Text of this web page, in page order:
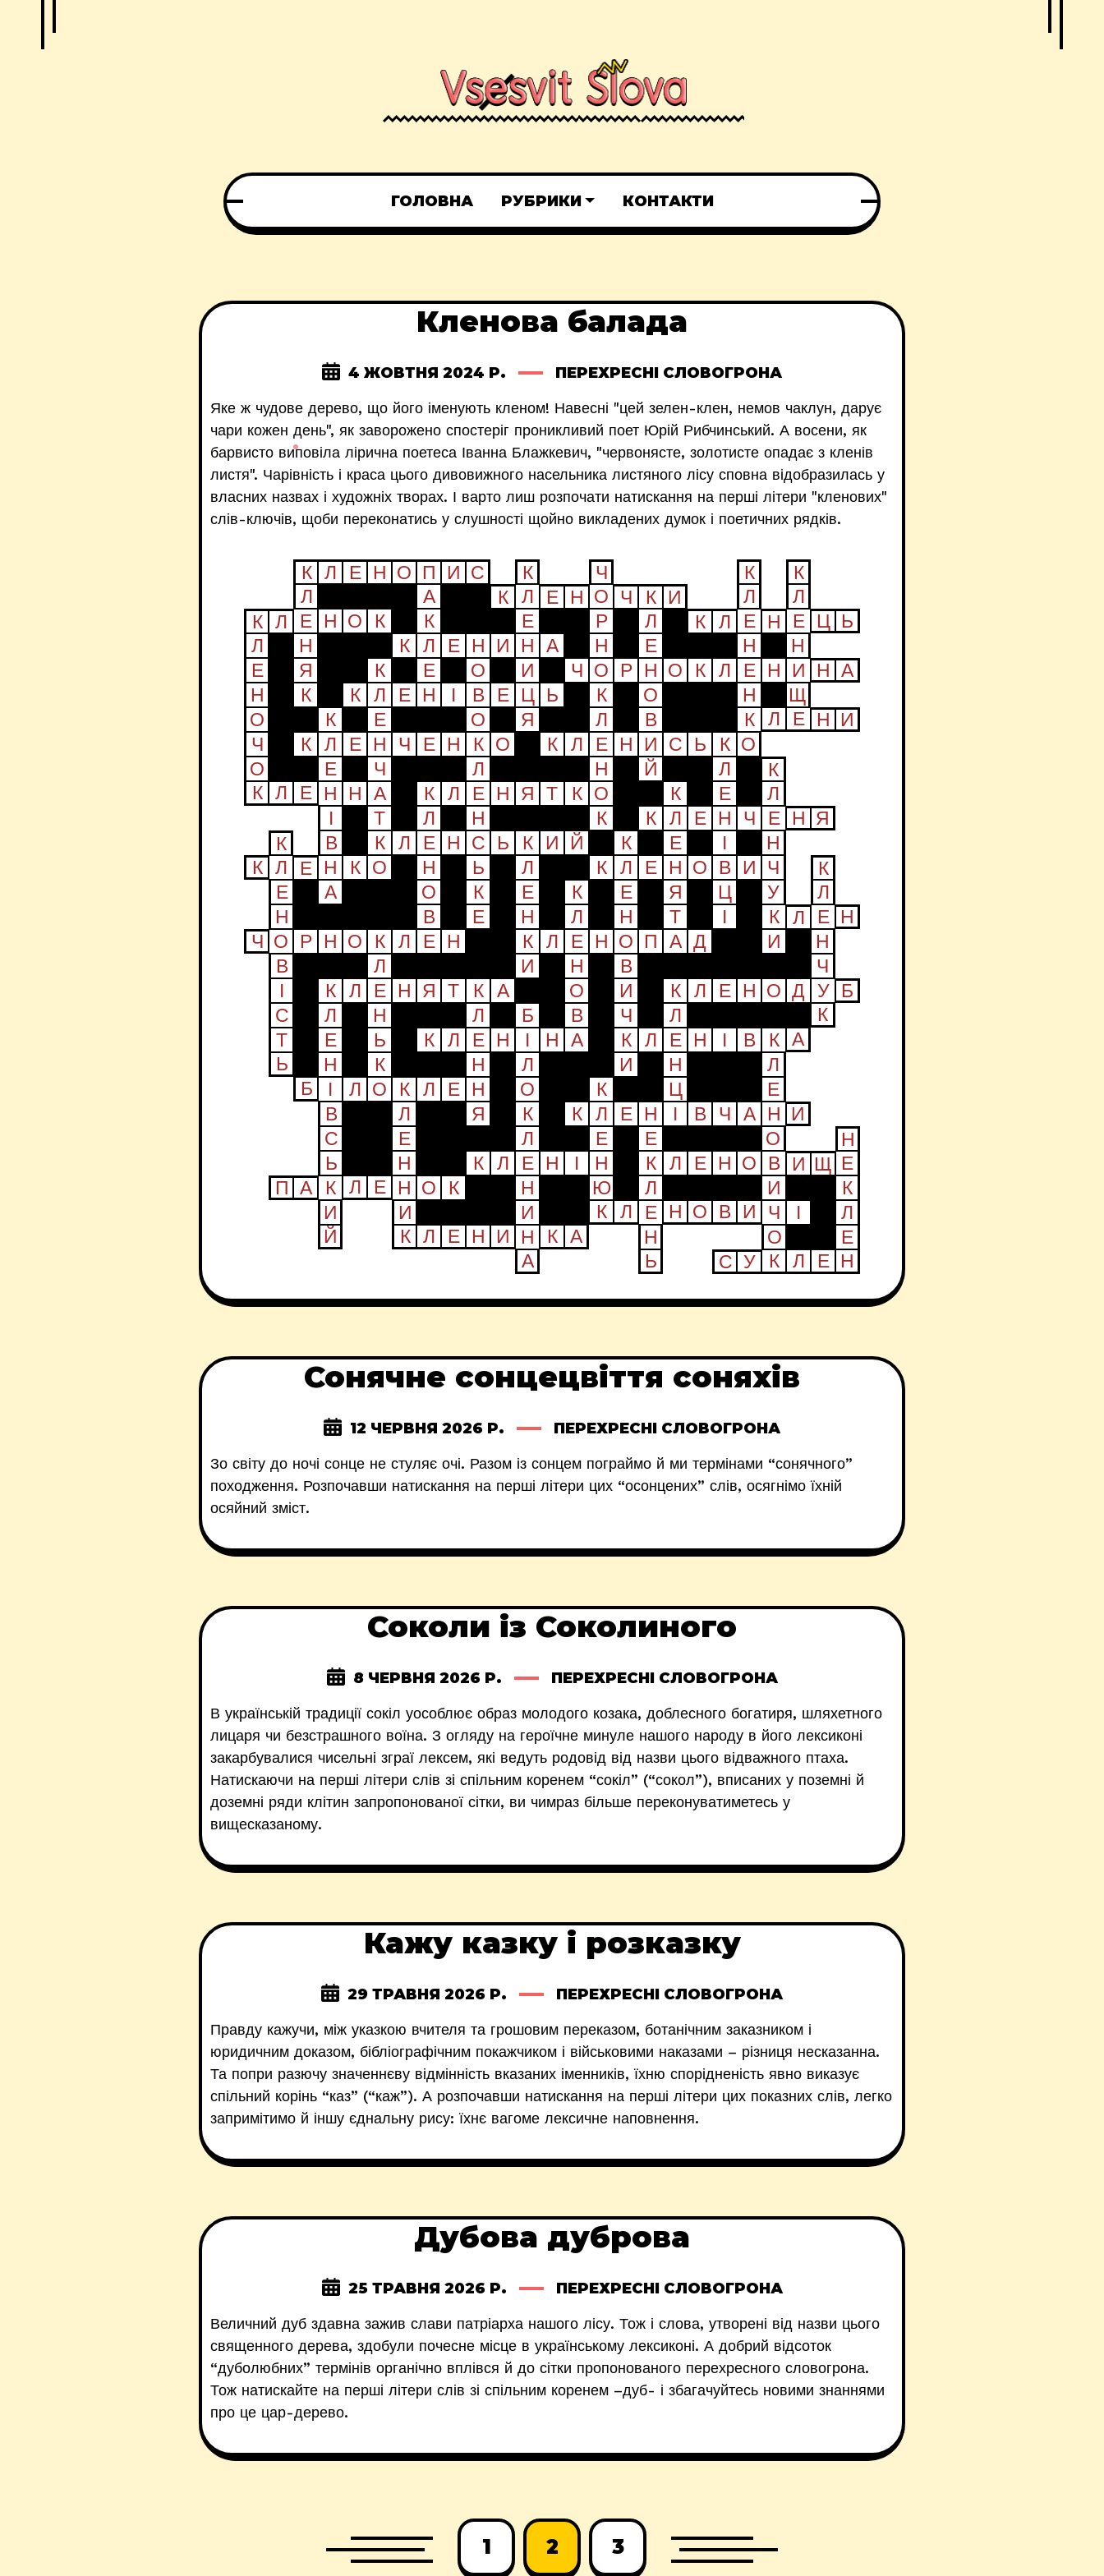
ГОЛОВНА РУБРИКИ КОНТАКТИ
Кленова балада
4 ЖОВТНЯ 2024 Р. ПЕРЕХРЕСНІ СЛОВОГРОНА
Яке ж чудове дерево, що його іменують кленом! Навесні "цей зелен-клен, немов чаклун, дарує
чари кожен день", як заворожено спостеріг проникливий поет Юрій Рибчинський. А восени, як
барвисто виповіла лірична поетеса Іванна Блажкевич, "червонясте, золотисте опадає з кленів
листя". Чарівність і краса цього дивовижного насельника листяного лісу сповна відобразилась у
власних назвах і художніх творах. І варто лиш розпочати натискання на перші літери "кленових"
слів-ключів, щоби переконатись у слушності щойно викладених думок і поетичних рядків.
Сонячне сонцецвіття соняхів
12 ЧЕРВНЯ 2026 Р. ПЕРЕХРЕСНІ СЛОВОГРОНА
Зо світу до ночі сонце не стуляє очі. Разом із сонцем пограймо й ми термінами “сонячного”
походження. Розпочавши натискання на перші літери цих “осонцених” слів, осягнімо їхній
осяйний зміст.
Соколи із Соколиного
8 ЧЕРВНЯ 2026 Р. ПЕРЕХРЕСНІ СЛОВОГРОНА
В українській традиції сокіл уособлює образ молодого козака, доблесного богатиря, шляхетного
лицаря чи безстрашного воїна. З огляду на героїчне минуле нашого народу в його лексиконі
закарбувалися чисельні зграї лексем, які ведуть родовід від назви цього відважного птаха.
Натискаючи на перші літери слів зі спільним коренем “сокіл” (“сокол”), вписаних у поземні й
доземні ряди клітин запропонованої сітки, ви чимраз більше переконуватиметесь у
вищесказаному.
Кажу казку і розказку
29 ТРАВНЯ 2026 Р. ПЕРЕХРЕСНІ СЛОВОГРОНА
Правду кажучи, між указкою вчителя та грошовим переказом, ботанічним заказником і
юридичним доказом, бібліографічним покажчиком і військовими наказами – різниця несказанна.
Та попри разючу значеннєву відмінність вказаних іменників, їхню спорідненість явно виказує
спільний корінь “каз” (“каж”). А розпочавши натискання на перші літери цих показних слів, легко
запримітимо й іншу єднальну рису: їхнє вагоме лексичне наповнення.
Дубова дуброва
25 ТРАВНЯ 2026 Р. ПЕРЕХРЕСНІ СЛОВОГРОНА
Величний дуб здавна зажив слави патріарха нашого лісу. Тож і слова, утворені від назви цього
священного дерева, здобули почесне місце в українському лексиконі. А добрий відсоток
“дуболюбних” термінів органічно вплівся й до сітки пропонованого перехресного словогрона.
Тож натискайте на перші літери слів зі спільним коренем –дуб- і збагачуйтесь новими знаннями
про це цар-дерево.
1 2 3